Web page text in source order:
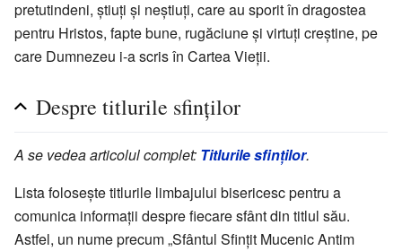
pretutindeni, știuți și neștiuți, care au sporit în dragostea
pentru Hristos, fapte bune, rugăciune și virtuți creștine, pe
care Dumnezeu i-a scris în Cartea Vieții.
Despre titlurile sfinților
A se vedea articolul complet: Titlurile sfinților.
Lista folosește titlurile limbajului bisericesc pentru a
comunica informații despre fiecare sfânt din titlul său.
Astfel, un nume precum „Sfântul Sfințit Mucenic Antim